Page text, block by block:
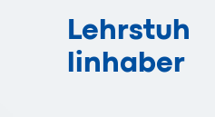
Lehrstuh
linhaber